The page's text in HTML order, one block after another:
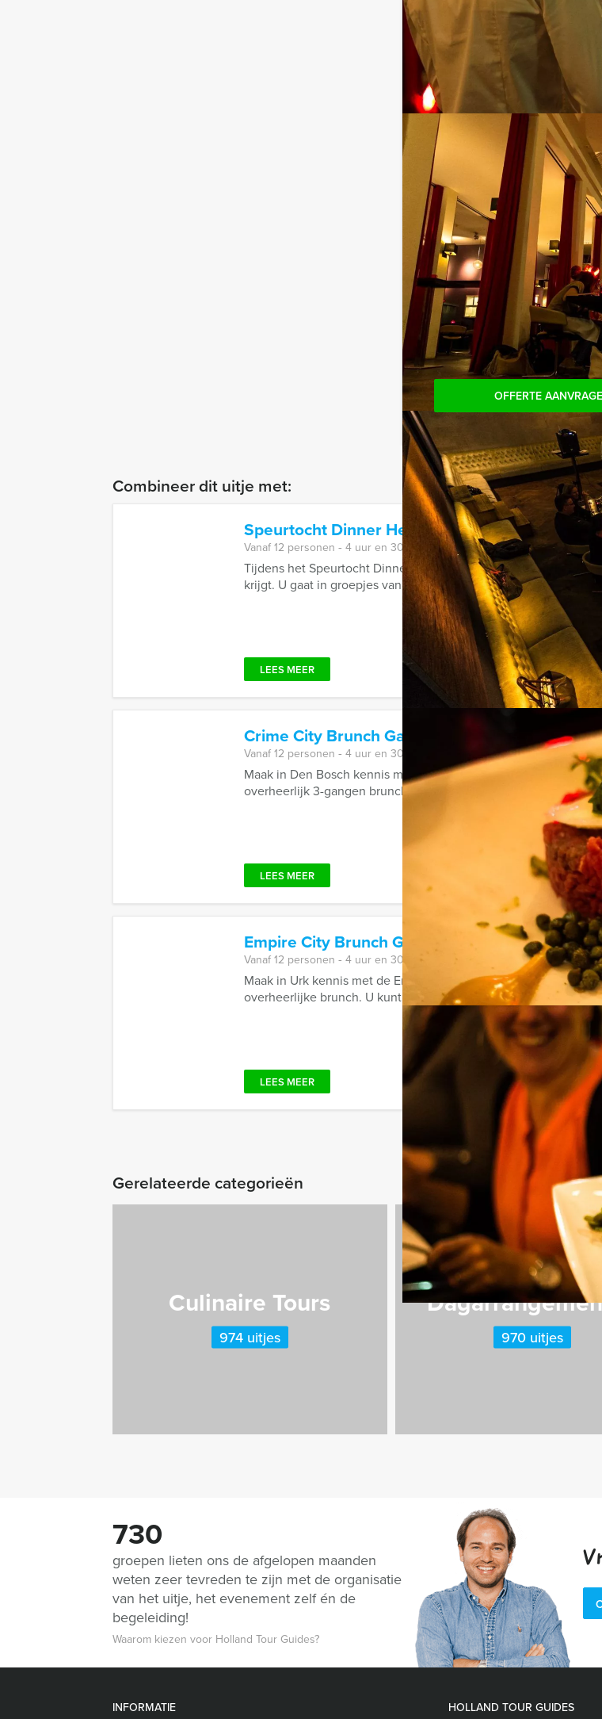
Optioneel:
Niet telkens uw knip hoeven
persoon per uur dat u in het
het drankarrangement,
en thee. En…zo komt u ook
Komt u niet aan het
aantal te betalen, kunt u ook
OFFERTE
Combineer dit uitje met:
Speurtocht Dinner Heerlen
Vanaf 12 personen ‐ 4 uur en 30 minuten
Tijdens het Speurtocht Dinner arrangement van Holland Tour
krijgt. U gaat in groepjes van 5 - 8 personen op ...
LEES MEER
Crime City Brunch Game in Den Bosch
Vanaf 12 personen ‐ 4 uur en 30 minuten
Maak in Den Bosch kennis met de crime city brunch game. Een
overheerlijk 3-gangen brunch. Kruip in de huid van een ...
LEES MEER
Empire City Brunch Game in Urk
Vanaf 12 personen ‐ 4 uur en 30 minuten
Maak in Urk kennis met de Empire City Brunch game. Een
overheerlijke brunch. U kunt kiezen voor het Empire City ...
LEES MEER
Gerelateerde categorieën
Culinaire Tours
974 uitjes 970 uitjes
730
groepen lieten ons de afgelopen maanden
weten zeer tevreden te zijn met de organisatie
van het uitje, het evenement zelf én de
begeleiding!
Waarom kiezen voor Holland Tour Guides?
INFORMATIE HOLLAND TOUR GUIDES